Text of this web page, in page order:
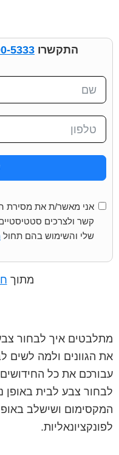
התקשרו 5333
אני מאשר/ת את מסירת
קשר ולצרכים
שלי והשימוש בהם תחול
מתוך
מתלבטים איך לבחור
את הגוונים ולמה לשים
עבורכם את כל
לבחור צבע לבית באופן
המקסימום ושישלב
לפונקציונאליות.